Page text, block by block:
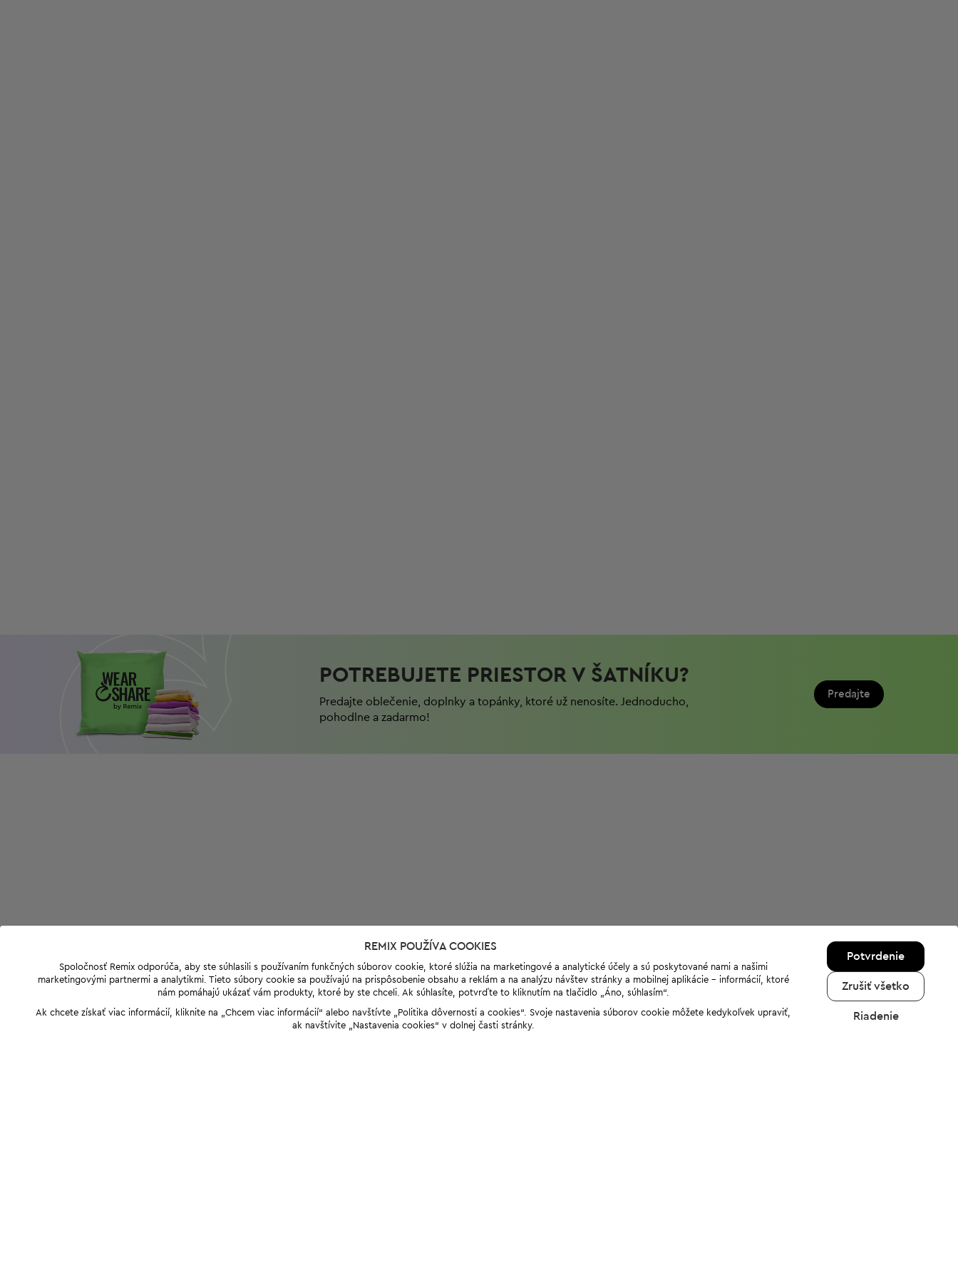
POTREBUJETE PRIESTOR V ŠATNÍKU?
Predajte oblečenie, doplnky a topánky, ktoré už nenosíte. Jednoduchо,
pohodlnе a zadarmo!
Predajte
REMIX POUŽÍVA COOKIES
Spoločnosť Remix odporúča, aby ste súhlasili s používaním funkčných súborov cookie, ktoré slúžia na marketingové a analytické účely a sú poskytované nami a našimi
marketingovými partnermi a analytikmi. Tieto súbory cookie sa používajú na prispôsobenie obsahu a reklám a na analýzu návštev stránky a mobilnej aplikácie - informácií, ktoré
nám pomáhajú ukázať vám produkty, ktoré by ste chceli. Ak súhlasíte, potvrďte to kliknutím na tlačidlo „Áno, súhlasím“.
Ak chcete získať viac informácií, kliknite na „Chcem viac informácií“ alebo navštívte „Politika dôvernosti a cookies“. Svoje nastavenia súborov cookie môžete kedykoľvek upraviť,
ak navštívite „Nastavenia cookies“ v dolnej časti stránky.
Potvrdenie
Zrušiť všetko
Riadenie